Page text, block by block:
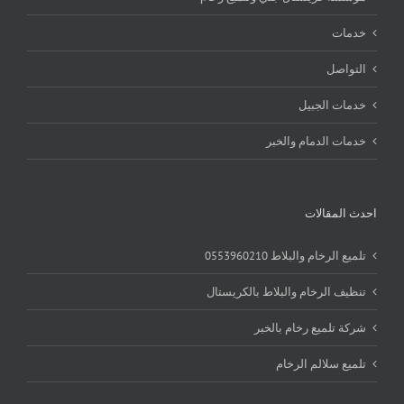
خدمات
التواصل
خدمات الجبيل
خدمات الدمام والخبر
احدث المقالات
تلميع الرخام والبلاط 0553960210
تنظيف الرخام والبلاط بالكريستال
شركة تلميع رخام بالخبر
تلميع سلالم الرخام